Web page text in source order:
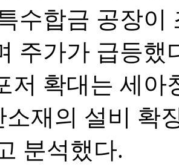
수합금 공장이
주가가 급등
저 확대는 세
소재의 설비 확
분석했다.